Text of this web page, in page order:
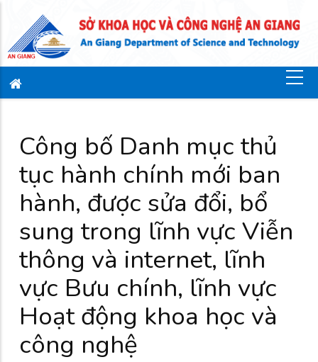
Công bố Danh mục thủ
tục hành chính mới ban
hành, được sửa đổi, bổ
sung trong lĩnh vực Viễn
thông và internet, lĩnh
vực Bưu chính, lĩnh vực
Hoạt động khoa học và
công nghệ